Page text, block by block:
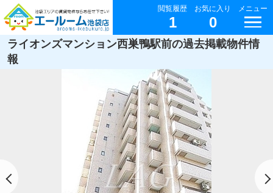
閲覧履歴
1
お気に入り
0
メニュー
ライオンズマンション西巣鴨駅前の過去掲載物件情
報